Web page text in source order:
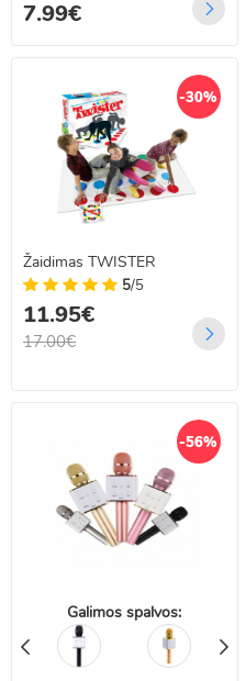
7.99€
-30%
Žaidimas TWISTER
5/5
11.95€
17.00€
-56%
Galimos spalvos: